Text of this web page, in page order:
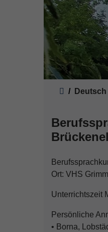
Deutsch
Ort: VHS
Unterrichtszeit
Persönliche
• Borna,